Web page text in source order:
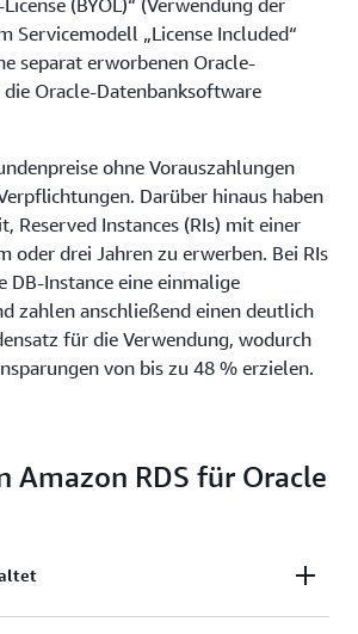
(BYOL)“ (Verwendung der
Servicemodell „License Included“
separat erworbenen Oracle-
die Oracle-Datenbanksoftware
ohne Vorauszahlungen
Darüber hinaus haben
Reserved Instances (RIs) mit einer
oder drei Jahren zu erwerben. Bei RIs
DB-Instance eine einmalige
zahlen anschließend einen deutlich
für die Verwendung, wodurch
von bis zu 48 % erzielen.
Amazon RDS für Oracle